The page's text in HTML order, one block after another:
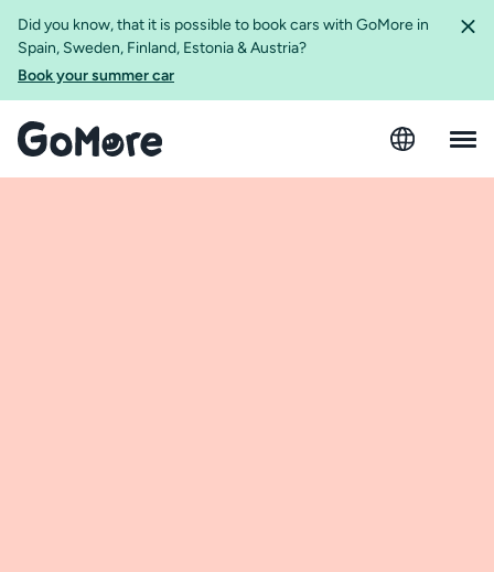
Did you know, that it is possible to book cars with GoMore in
Spain, Sweden, Finland, Estonia & Austria?
Book your summer car